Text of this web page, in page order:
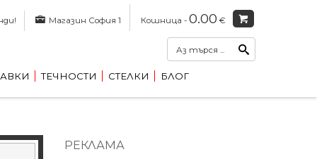
Магазин София 1 Кошница - 0.00 €
ТЕЧНОСТИ СТЕЛКИ БЛОГ
РЕКЛАМА